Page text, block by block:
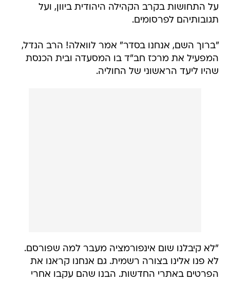
על התחושות בקרב הקהילה היהודית ביוון, ועל
תגובותיהם לפרסומים.
"ברוך השם, אנחנו בסדר" אמר לוואלה! הרב הנדל,
המפעיל את מרכז חב"ד בו המסעדה ובית הכנסת
שהיו ליעד הראשוני של החוליה.
"לא קיבלנו שום אינפורמציה מעבר למה שפורסם.
לא פנו אלינו בצורה רשמית. גם אנחנו קראנו את
הפרטים באתרי החדשות. הבנו שהם עקבו אחרי